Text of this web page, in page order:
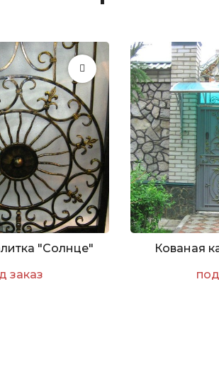
"Солнце"
заказ
Кованая